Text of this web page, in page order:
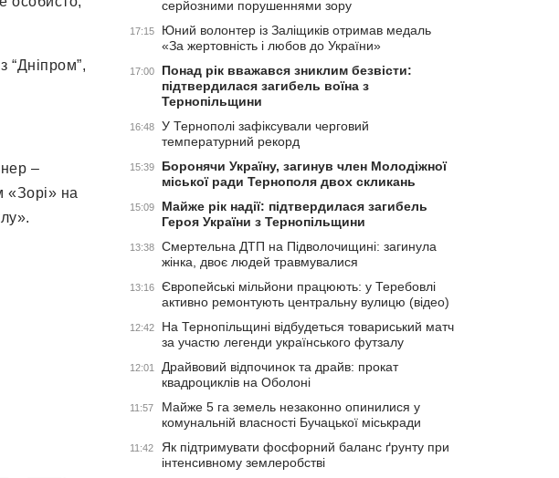
“Дніпром”,
–
«Зорі» на
серйозними порушеннями зору
17:15
Юний волонтер із Заліщиків отримав медаль
«За жертовність і любов до України»
17:00
Понад рік вважався зниклим безвісти:
підтвердилася загибель воїна з
Тернопільщини
16:48
У Тернополі зафіксували черговий
температурний рекорд
15:39
Боронячи Україну, загинув член Молодіжної
міської ради Тернополя двох скликань
15:09
Майже рік надії: підтвердилася загибель
Героя України з Тернопільщини
13:38
Смертельна ДТП на Підволочищині: загинула
жінка, двоє людей травмувалися
13:16
Європейські мільйони працюють: у Теребовлі
активно ремонтують центральну вулицю (відео)
12:42
На Тернопільщині відбудеться товариський матч
за участю легенди українського футзалу
12:01
Драйвовий відпочинок та драйв: прокат
квадроциклів на Оболоні
11:57
Майже 5 га земель незаконно опинилися у
комунальній власності Бучацької міськради
11:42
Як підтримувати фосфорний баланс ґрунту при
інтенсивному землеробстві